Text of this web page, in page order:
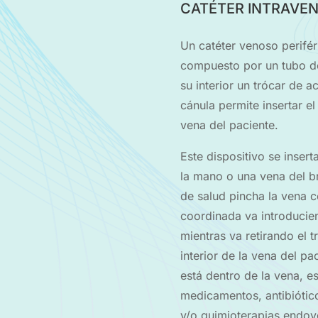
CATÉTER
Un catéter venoso
compuesto por un tubo
su interior un trócar de
cánula permite insertar
vena del paciente.
Este dispositivo se
la mano o una vena del
de salud pincha la vena
coordinada va
mientras va retirando el
interior de la vena del
está dentro de la vena,
medicamentos,